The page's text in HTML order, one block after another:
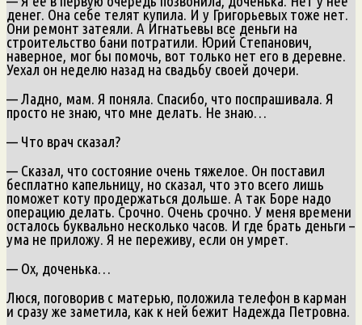
денег. Она себе телят купила. И у Григорьевых тоже нет.
Они ремонт затеяли. А Игнатьевы все деньги на
строительство бани потратили. Юрий Степанович,
наверное, мог бы помочь, вот только нет его в деревне.
Уехал он неделю назад на свадьбу своей дочери.
— Ладно, мам. Я поняла. Спасибо, что поспрашивала. Я
просто не знаю, что мне делать. Не знаю…
— Что врач сказал?
— Сказал, что состояние очень тяжелое. Он поставил
бесплатно капельницу, но сказал, что это всего лишь
поможет коту продержаться дольше. А так Боре надо
операцию делать. Срочно. Очень срочно. У меня времени
осталось буквально несколько часов. И где брать деньги –
ума не приложу. Я не переживу, если он умрет.
— Ох, доченька…
Люся, поговорив с матерью, положила телефон в карман
и сразу же заметила, как к ней бежит Надежда Петровна.